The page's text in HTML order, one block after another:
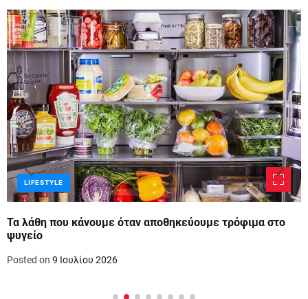
LIFESTYLE
Τα λάθη που κάνουμε όταν αποθηκεύουμε τρόφιμα στο
ψυγείο
Posted on 9 Ιουλίου 2026